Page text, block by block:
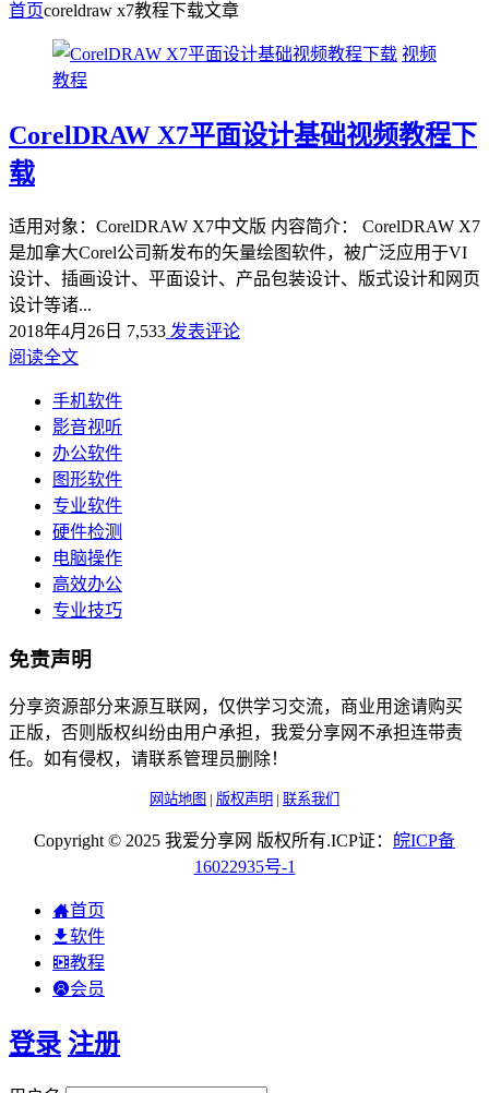
首页coreldraw x7教程下载文章
视频
教程
CorelDRAW X7平面设计基础视频教程下
载
适用对象：CorelDRAW X7中文版 内容简介： CorelDRAW X7
是加拿大Corel公司新发布的矢量绘图软件，被广泛应用于VI
设计、插画设计、平面设计、产品包装设计、版式设计和网页
设计等诸...
2018年4月26日 7,533 发表评论
阅读全文
手机软件
影音视听
办公软件
图形软件
专业软件
硬件检测
电脑操作
高效办公
专业技巧
免责声明
分享资源部分来源互联网，仅供学习交流，商业用途请购买
正版，否则版权纠纷由用户承担，我爱分享网不承担连带责
任。如有侵权，请联系管理员删除！
网站地图 | 版权声明 | 联系我们
Copyright © 2025 我爱分享网 版权所有.ICP证： 皖ICP备
16022935号-1
首页
软件
教程
会员
登录 注册